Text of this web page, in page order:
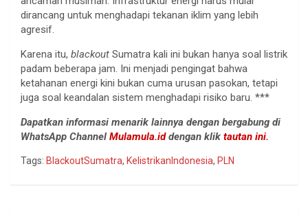
dirancang untuk menghadapi tekanan iklim yang lebih
agresif.
Karena itu, blackout Sumatra kali ini bukan hanya soal listrik
padam beberapa jam. Ini menjadi pengingat bahwa
ketahanan energi kini bukan cuma urusan pasokan, tetapi
juga soal keandalan sistem menghadapi risiko baru. ***
Dapatkan informasi menarik lainnya dengan bergabung di
WhatsApp Channel Mulamula.iddengan klik tautan ini.
Tags: BlackoutSumatra, KelistrikanIndonesia, PLN